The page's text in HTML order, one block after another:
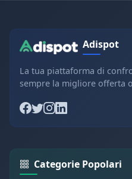
Adispot
La tua piattaforma di
sempre la migliore offerta
Categorie Popolari